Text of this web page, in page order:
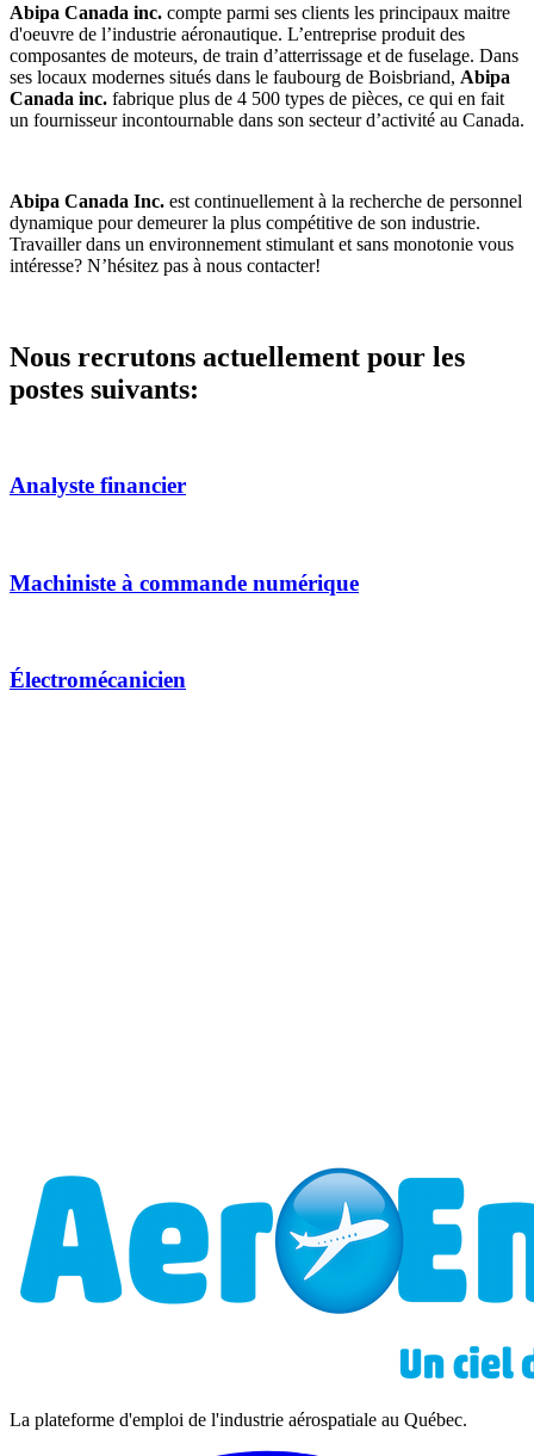
Abipa Canada inc. compte parmi ses clients les principaux maitre
d'oeuvre de l’industrie aéronautique. L’entreprise produit des
composantes de moteurs, de train d’atterrissage et de fuselage. Dans
ses locaux modernes situés dans le faubourg de Boisbriand, Abipa
Canada inc. fabrique plus de 4 500 types de pièces, ce qui en fait
un fournisseur incontournable dans son secteur d’activité au Canada.
Abipa Canada Inc. est continuellement à la recherche de personnel
dynamique pour demeurer la plus compétitive de son industrie.
Travailler dans un environnement stimulant et sans monotonie vous
intéresse? N’hésitez pas à nous contacter!
Nous recrutons actuellement pour les
postes suivants:
Analyste financier
Machiniste à commande numérique
Électromécanicien
La plateforme d'emploi de l'industrie aérospatiale au Québec.